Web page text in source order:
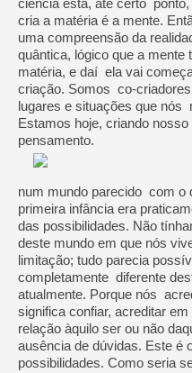
ciência está, até certo
cria a matéria é a mente.
uma compreensão da
quântica, lógico que a mente
matéria, e daí ela vai
criação. Somos co-
lugares e situações que nós
Estamos hoje, criando
pensamento.
num mundo parecido com o
primeira infância era
das possibilidades. Não
deste mundo em que nós
limitação; tudo parecia
completamente diferente
atualmente. Porque nós
significa confiar, acreditar
relação àquilo ser ou não
ausência de dúvidas. Este é
possibilidades. Como seria